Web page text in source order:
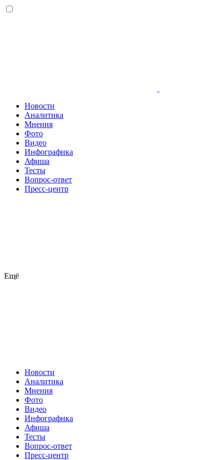
Новости
Аналитика
Мнения
Фото
Видео
Инфографика
Афиша
Тесты
Вопрос-ответ
Пресс-центр
Ещё
Новости
Аналитика
Мнения
Фото
Видео
Инфографика
Афиша
Тесты
Вопрос-ответ
Пресс-центр